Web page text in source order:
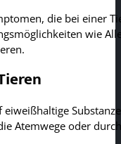
die bei einer
wie
eiweißhaltige
Atemwege oder